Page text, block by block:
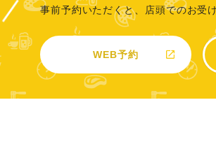
事前予約いただくと、店頭でのお受
WEB予約